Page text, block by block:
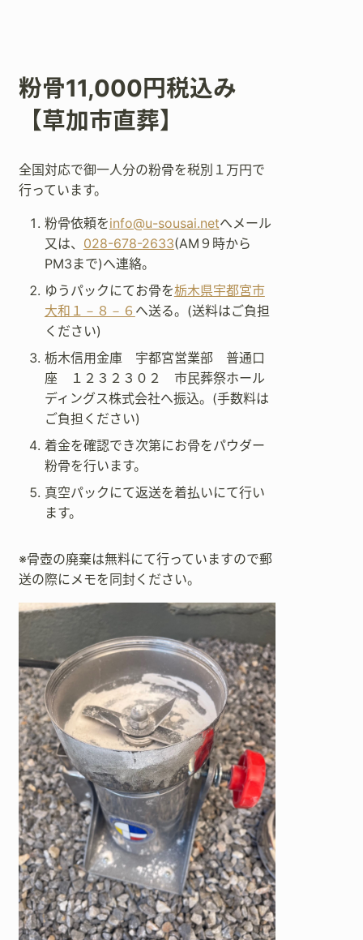
粉骨11,000円税込み
【草加市直葬】
全国対応で御一人分の粉骨を税別１万円で
行っています。
粉骨依頼をinfo@u-sousai.netへメール
又は、 028-678-2633(AM９時から
PM3まで)へ連絡。
ゆうパックにてお骨を栃木県宇都宮市
大和１－８－６ へ送る。(送料はご負担
ください)
栃木信用金庫 宇都宮営業部 普通口
座 １２３２３０２ 市民葬祭ホール
ディングス株式会社へ振込。(手数料は
ご負担ください)
着金を確認でき次第にお骨をパウダー
粉骨を行います。
真空パックにて返送を着払いにて行い
ます。
※骨壺の廃棄は無料にて行っていますので郵
送の際にメモを同封ください。